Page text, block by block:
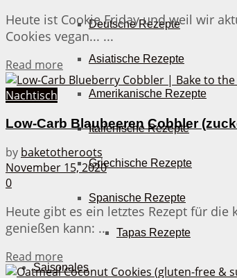
Deutsche Rezepte
Asiatische Rezepte
Amerikanische Rezepte
Italienische Rezepte
Griechische Rezepte
Spanische Rezepte
Tapas Rezepte
Saisonales
Heute ist Cookie Friday und weil wir
Cookies vegan... ...
Read more Details
Nachtisch
Low-Carb Blaubeeren Cobbler
by baketotheroots
November 15, 2020
0
Heute gibt es ein letztes Rezept für
genießen kann: ...
Read more